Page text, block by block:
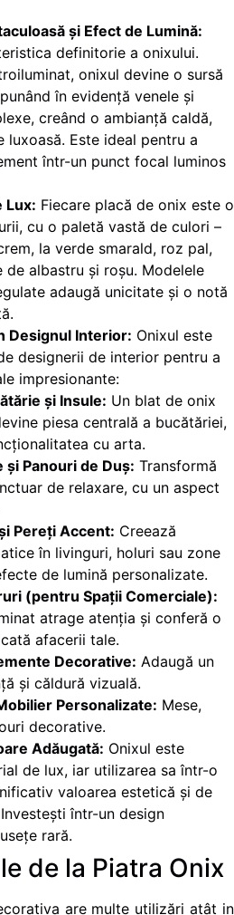
și Efect de Lumină:
definitorie a onixului.
onixul devine o sursă
în evidență venele și
creând o ambianță caldă,
luxoasă. Este ideal pentru a
într-un punct focal luminos
Lux: Fiecare placă de onix este o
cu o paletă vastă de culori –
la verde smarald, roz pal,
de albastru și roșu. Modelele
adaugă unicitate și o notă
Designul Interior: Onixul este
designerii de interior pentru a
impresionante:
și Insule: Un blat de onix
piesa centrală a bucătăriei,
cu arta.
și Panouri de Duș: Transformă
de relaxare, cu un aspect
Pereți Accent: Creează
în livinguri, holuri sau zone
de lumină personalizate.
(pentru Spații Comerciale):
atrage atenția și conferă o
afacerii tale.
Decorative: Adaugă un
și căldură vizuală.
Personalizate: Mese,
decorative.
Adăugată: Onixul este
de lux, iar utilizarea sa într-o
valoarea estetică și de
într-un design
rară.
de la Piatra Onix
are multe utilizări atât in